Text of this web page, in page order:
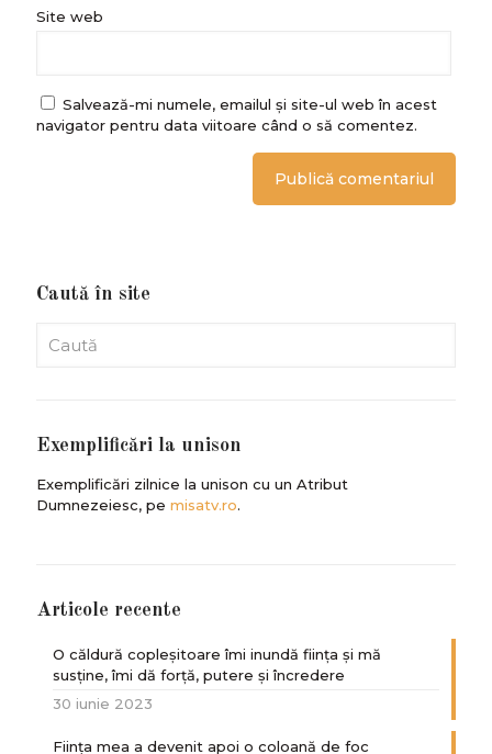
Site web
Salvează-mi numele, emailul și site-ul web în acest
navigator pentru data viitoare când o să comentez.
Caută în site
Exemplificări la unison
Exemplificări zilnice la unison cu un Atribut
Dumnezeiesc, pe misatv.ro.
Articole recente
O căldură copleșitoare îmi inundă ființa și mă
susține, îmi dă forță, putere și încredere
30 iunie 2023
Ființa mea a devenit apoi o coloană de foc